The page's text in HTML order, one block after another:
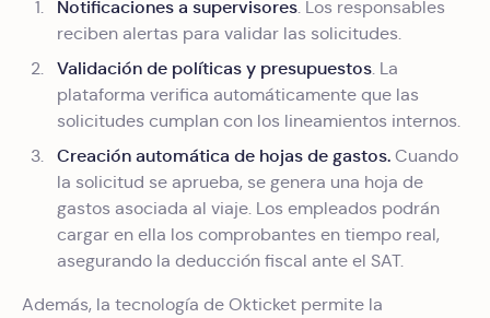
Notificaciones a supervisores. Los responsables
reciben alertas para validar las solicitudes.
Validación de políticas y presupuestos. La
plataforma verifica automáticamente que las
solicitudes cumplan con los lineamientos internos.
Creación automática de hojas de gastos. Cuando
la solicitud se aprueba, se genera una hoja de
gastos asociada al viaje. Los empleados podrán
cargar en ella los comprobantes en tiempo real,
asegurando la deducción fiscal ante el SAT.
Además, la tecnología de Okticket permite la